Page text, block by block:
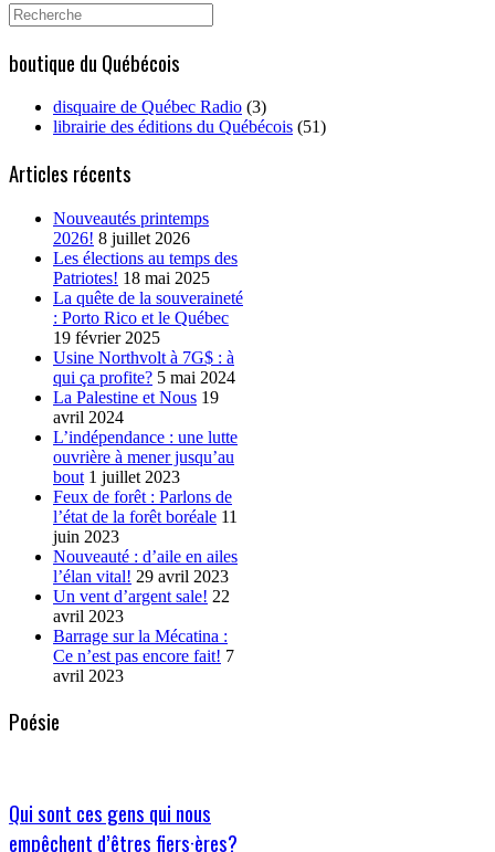
Search
for:
boutique du Québécois
disquaire de Québec Radio (3)
librairie des éditions du Québécois (51)
Articles récents
Nouveautés printemps
2026! 8 juillet 2026
Les élections au temps des
Patriotes! 18 mai 2025
La quête de la souveraineté
: Porto Rico et le Québec
19 février 2025
Usine Northvolt à 7G$ : à
qui ça profite? 5 mai 2024
La Palestine et Nous 19
avril 2024
L’indépendance : une lutte
ouvrière à mener jusqu’au
bout 1 juillet 2023
Feux de forêt : Parlons de
l’état de la forêt boréale 11
juin 2023
Nouveauté : d’aile en ailes
l’élan vital! 29 avril 2023
Un vent d’argent sale! 22
avril 2023
Barrage sur la Mécatina :
Ce n’est pas encore fait! 7
avril 2023
Poésie
Qui sont ces gens qui nous
empêchent d’êtres fiers·ères?